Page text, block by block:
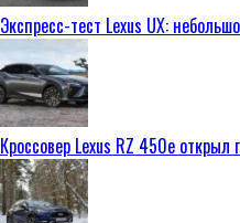
Экспресс-тест Lexus UX:
Кроссовер Lexus RZ 450e открыл